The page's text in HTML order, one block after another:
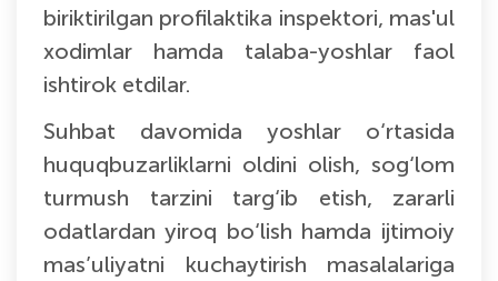
biriktirilgan profilaktika inspektori, mas'ul
xodimlar hamda talaba-yoshlar faol
ishtirok etdilar.
Suhbat davomida yoshlar o‘rtasida
huquqbuzarliklarni oldini olish, sog‘lom
turmush tarzini targ‘ib etish, zararli
odatlardan yiroq bo‘lish hamda ijtimoiy
mas’uliyatni kuchaytirish masalalariga